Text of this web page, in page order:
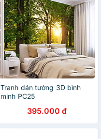
Tranh dán tường 3D bình
minh PC25
395.000 đ